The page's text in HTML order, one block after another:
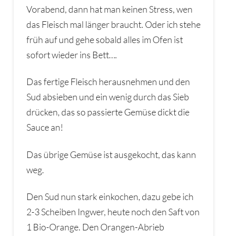
Vorabend, dann hat man keinen Stress, wen
das Fleisch mal länger braucht. Oder ich stehe
früh auf und gehe sobald alles im Ofen ist
sofort wieder ins Bett….
Das fertige Fleisch herausnehmen und den
Sud absieben und ein wenig durch das Sieb
drücken, das so passierte Gemüse dickt die
Sauce an!
Das übrige Gemüse ist ausgekocht, das kann
weg.
Den Sud nun stark einkochen, dazu gebe ich
2-3 Scheiben Ingwer, heute noch den Saft von
1 Bio-Orange. Den Orangen-Abrieb